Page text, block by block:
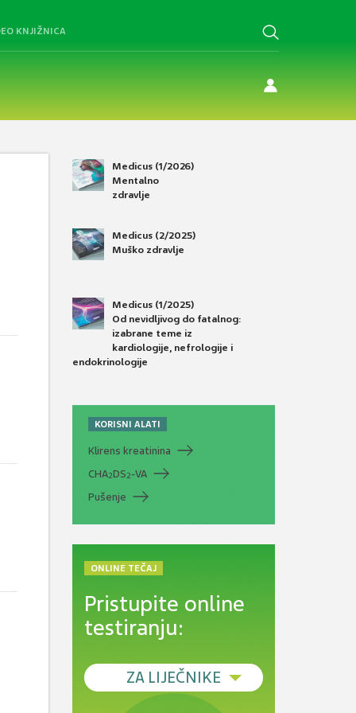
KNJIŽNICA
Medicus (1/2026)
Mentalno
zdravlje
Medicus (2/2025)
Muško zdravlje
Medicus (1/2025)
Od nevidljivog do fatalnog:
izabrane teme iz
kardiologije, nefrologije i
endokrinologije
KORISNI ALATI
Klirens kreatinina
CHA2DS2-VA
Pušenje
ONLINE TEČAJ
Pristupite online
testiranju:
ZA LIJEČNIKE